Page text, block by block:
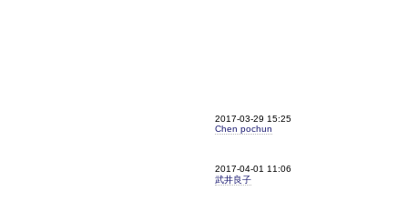
2017-03-29 15:25
Chen pochun
2017-04-01 11:06
武井良子